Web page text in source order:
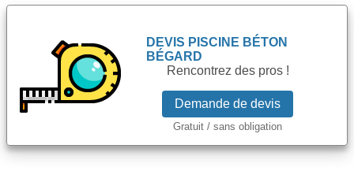
DEVIS PISCINE BÉTON
BÉGARD
Rencontrez des pros !
Demande de devis
Gratuit / sans obligation